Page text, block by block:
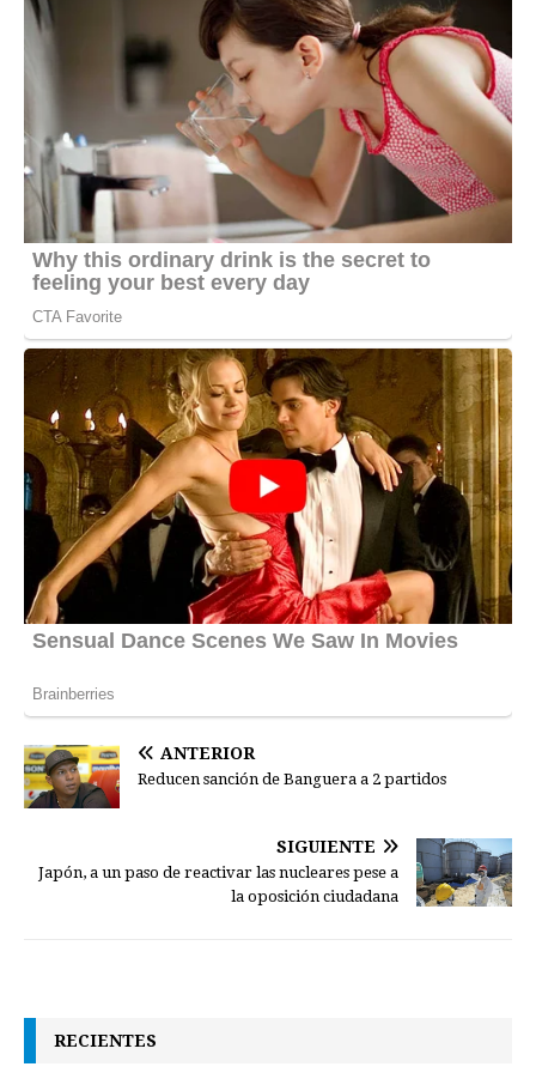
ANTERIOR
Reducen sanción de Banguera a 2 partidos
SIGUIENTE
Japón, a un paso de reactivar las nucleares pese a
la oposición ciudadana
RECIENTES